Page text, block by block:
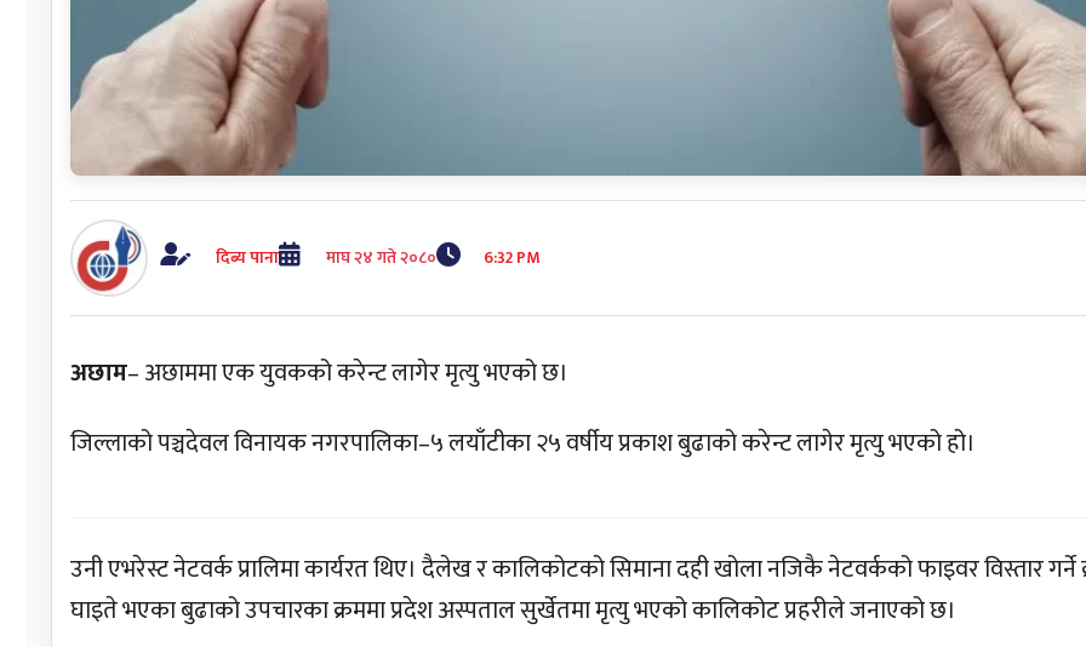
दिब्य पाना माघ २४ गते २०८० 6:32 PM
अछाम– अछाममा एक युवकको करेन्ट लागेर मृत्यु भएको छ।
जिल्लाको पञ्चदेवल विनायकनगरपालिका–५लयाँटीका२५ वर्षीय प्रकाश बुढाको करेन्ट लागेर मृत्यु भएको हो।
उनी एभरेस्ट नेटवर्क प्रालिमा कार्यरत थिए। दैलेख र कालिकोटको सिमाना दही खोला नजिकै नेटवर्ककोफाइवरविस्तार
घाइते भएका बुढाको उपचारका क्रममा प्रदेश अस्पताल सुर्खेतमा मृत्यु भएको कालिकोट प्रहरीले जनाएको छ।